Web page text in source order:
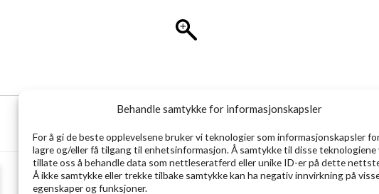
Behandle samtykke for informasjonskapsler
For å gi de beste opplevelsene bruker vi teknologier som informasjonskapsler
lagre og/eller få tilgang til enhetsinformasjon. Å samtykke til disse teknologiene
tillate oss å behandle data som nettleseratferd eller unike ID-er på dette
Å ikke samtykke eller trekke tilbake samtykke kan ha negativ innvirkning på
egenskaper og funksjoner.
Utsolgt